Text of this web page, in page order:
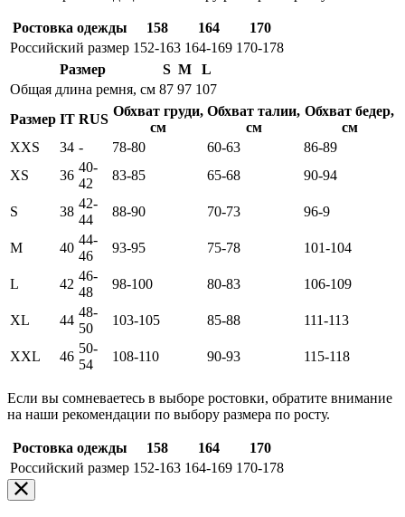
Ростовка одежды 158 164
170
Российский размер 152-163 164-169 170-178
Размер
S M
L
Общая длина ремня, см 87 97 107
Размер IT RUS
Обхват груди,
см
Обхват талии,
см
Обхват бедер,
см
XXS
34 - 78-80 60-63
86-89
XS
36
40-
42
83-85 65-68 90-94
S 38
42-
44
88-90 70-73 96-9
M 40
44-
46
93-95 75-78 101-104
L 42
46-
48
98-100 80-83 106-109
XL 44
48-
50
103-105 85-88 111-113
XXL 46
50-
54
108-110 90-93 115-118
Если вы сомневаетесь в выборе ростовки, обратите внимание
на наши рекомендации по выбору размера по росту.
Ростовка одежды 158 164
170
Российский размер 152-163 164-169 170-178